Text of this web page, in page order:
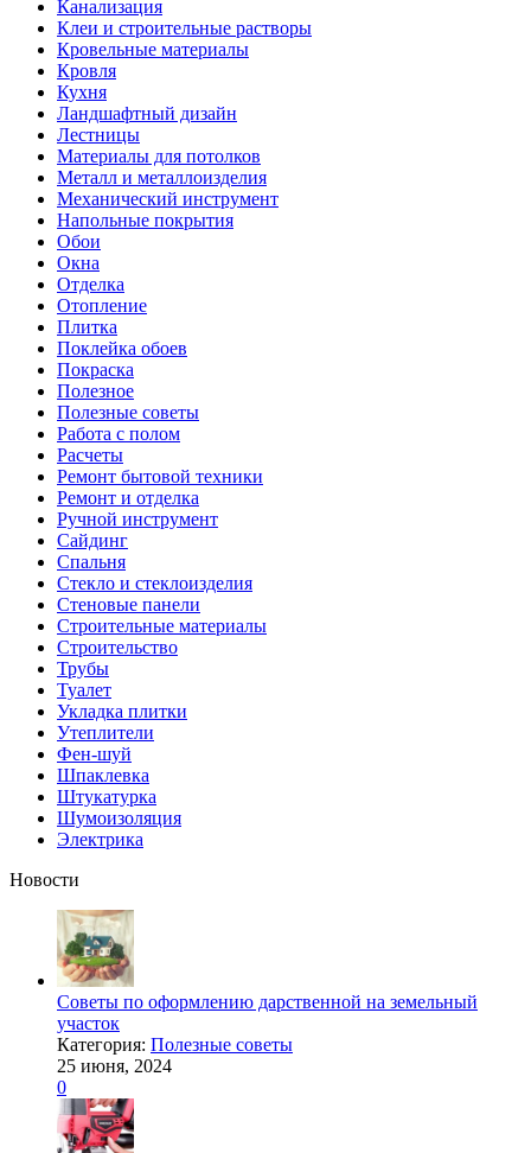
Канализация
Клеи и строительные растворы
Кровельные материалы
Кровля
Кухня
Ландшафтный дизайн
Лестницы
Материалы для потолков
Металл и металлоизделия
Механический инструмент
Напольные покрытия
Обои
Окна
Отделка
Отопление
Плитка
Поклейка обоев
Покраска
Полезное
Полезные советы
Работа с полом
Расчеты
Ремонт бытовой техники
Ремонт и отделка
Ручной инструмент
Сайдинг
Спальня
Стекло и стеклоизделия
Стеновые панели
Строительные материалы
Строительство
Трубы
Туалет
Укладка плитки
Утеплители
Фен-шуй
Шпаклевка
Штукатурка
Шумоизоляция
Электрика
Новости
Советы по оформлению дарственной на земельный
участок
Категория: Полезные советы
25 июня, 2024
0